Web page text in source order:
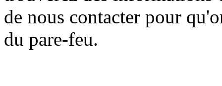
de nous contacter pour
du pare-feu.